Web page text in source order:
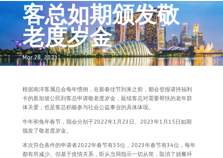
客总如期颁发敬
老度岁金
Mar 28, 2023
根据南洋客属总会每年惯例，在新春佳节到来之前，都会登报请持福利
卡的新加坡公民到客总申请敬老度岁金，延续客总对需要帮扶的老年群
体关爱，也是客总积极参与社会公益事业的具体体现。
牛年和兔年春节，我会分别于2022年1月23日、2023年1月15日如期
颁发了敬老度岁金。
本次符合条件的申请者2022年春节有35位，2023年春节有34位，每年
都有所减少。但基于疫情关系，听从当局指示一切从简，取消了就餐环